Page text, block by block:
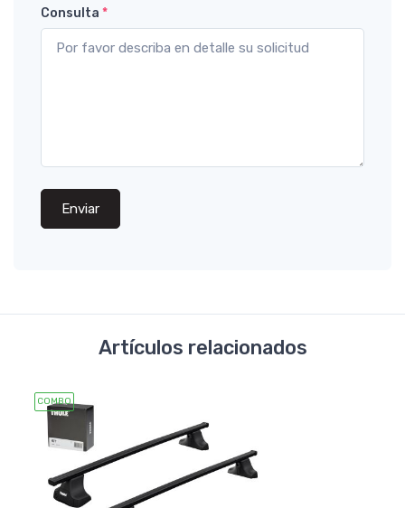
Consulta *
Enviar
Artículos relacionados
COMBO